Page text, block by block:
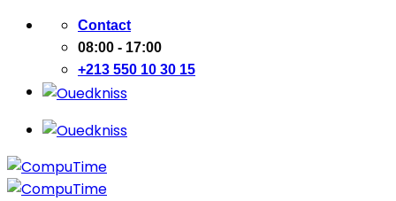
Passer
contenu
Contact
08:00 - 17:00
+213 550 10 30 15